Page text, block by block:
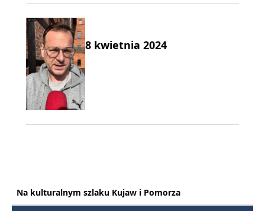
8 kwietnia 2024
Na kulturalnym szlaku Kujaw i Pomorza